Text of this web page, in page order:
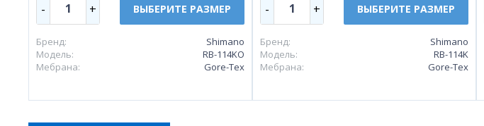
- 1 + ВЫБЕРИТЕ РАЗМЕР
Бренд:
Shimano
Модель:
RB-114KO
Мебрана:
Gore-Tex
- 1 + ВЫБЕРИТЕ РАЗМЕР
Бренд:
Shimano
Модель:
RB-114K
Мебрана:
Gore-Tex